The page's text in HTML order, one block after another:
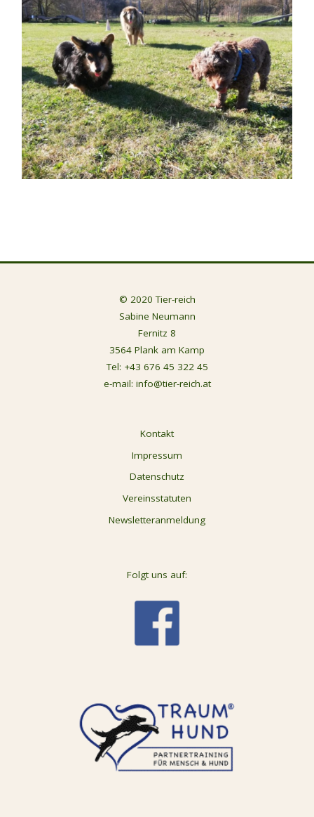
© 2020 Tier-reich
Sabine Neumann
Fernitz 8
3564 Plank am Kamp
Tel: +43 676 45 322 45
e-mail: info@tier-reich.at
Kontakt
Impressum
Datenschutz
Vereinsstatuten
Newsletteranmeldung
Folgt uns auf: